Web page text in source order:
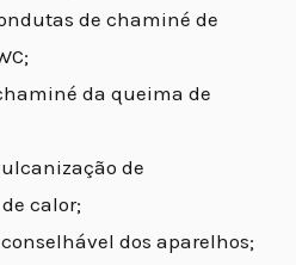
de chaminé de
da queima de
de
calor;
dos aparelhos;